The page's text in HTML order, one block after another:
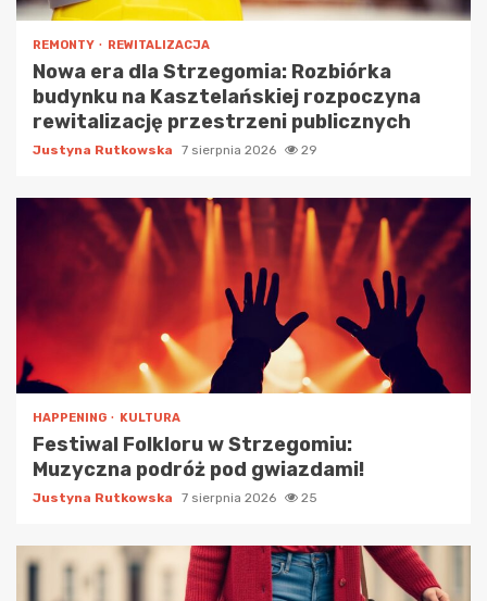
REMONTY REWITALIZACJA
Nowa era dla Strzegomia: Rozbiórka
budynku na Kasztelańskiej rozpoczyna
rewitalizację przestrzeni publicznych
Justyna Rutkowska 7 sierpnia 2026 29
HAPPENING KULTURA
Festiwal Folkloru w Strzegomiu:
Muzyczna podróż pod gwiazdami!
Justyna Rutkowska 7 sierpnia 2026 25